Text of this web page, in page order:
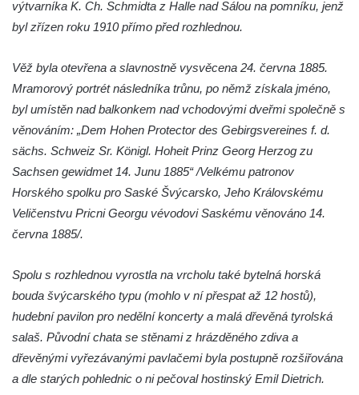
Údajná vyhlídka u pomníku Hanse Kudlicha
v Nové Vsi-Teplicích
Údajná vyhlídka pod Širokým vrchem
Boreč – vyhlídka k jihu
Boreč – vyhlídka k východu
Vrázova vyhlídka v Mělníku
Vyhlídková věž archeoparku Na Jánu u
Netolic
Vyhlídka Pod Schillerovou výšinou v
Krupce
Vyhlídka u kaple v Jirchářích na Doksanské
Vyhlídka Harrachova skála
výtvarníka K. Ch. Schmidta z Halle nad Sálou na pomníku, jenž
byl zřízen roku 1910 přímo před rozhlednou.
Věž byla otevřena a slavnostně vysvěcena 24. června 1885.
Mramorový portrét následníka trůnu, po němž získala jméno,
byl umístěn nad balkonkem nad vchodovými dveřmi společně s
věnováním: „Dem Hohen Protector des Gebirgsvereines f. d.
sächs. Schweiz Sr. Königl. Hoheit Prinz Georg Herzog zu
Sachsen gewidmet 14. Junu 1885“ /Velkému patronov
Horského spolku pro Saské Švýcarsko, Jeho Královskému
Veličenstvu Pricni Georgu vévodovi Saskému věnováno 14.
června 1885/.
Spolu s rozhlednou vyrostla na vrcholu také bytelná horská
bouda švýcarského typu (mohlo v ní přespat až 12 hostů),
hudební pavilon pro nedělní koncerty a malá dřevěná tyrolská
salaš. Původní chata se stěnami z hrázděného zdiva a
dřevěnými vyřezávanými pavlačemi byla postupně rozšiřována
a dle starých pohlednic o ni pečoval hostinský Emil Dietrich.